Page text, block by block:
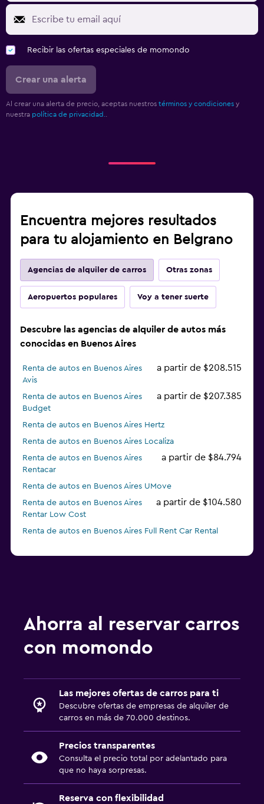
Recibir las ofertas especiales de momondo
Crear una alerta
Al crear una alerta de precio, aceptas nuestros términos y condiciones y
nuestra política de privacidad..
Encuentra mejores resultados
para tu alojamiento en Belgrano
Agencias de alquiler de carros Otras zonas
Aeropuertos populares Voy a tener suerte
Descubre las agencias de alquiler de autos más
conocidas en Buenos Aires
Renta de autos en Buenos Aires
Avis
a partir de $208.515
Renta de autos en Buenos Aires
Budget
a partir de $207.385
Renta de autos en Buenos Aires Hertz
Renta de autos en Buenos Aires Localiza
Renta de autos en Buenos Aires
Rentacar
a partir de $84.794
Renta de autos en Buenos Aires UMove
Renta de autos en Buenos Aires
Rentar Low Cost
a partir de $104.580
Renta de autos en Buenos Aires Full Rent Car Rental
Ahorra al reservar carros
con momondo
Las mejores ofertas de carros para ti
Descubre ofertas de empresas de alquiler de
carros en más de 70.000 destinos.
Precios transparentes
Consulta el precio total por adelantado para
que no haya sorpresas.
Reserva con flexibilidad